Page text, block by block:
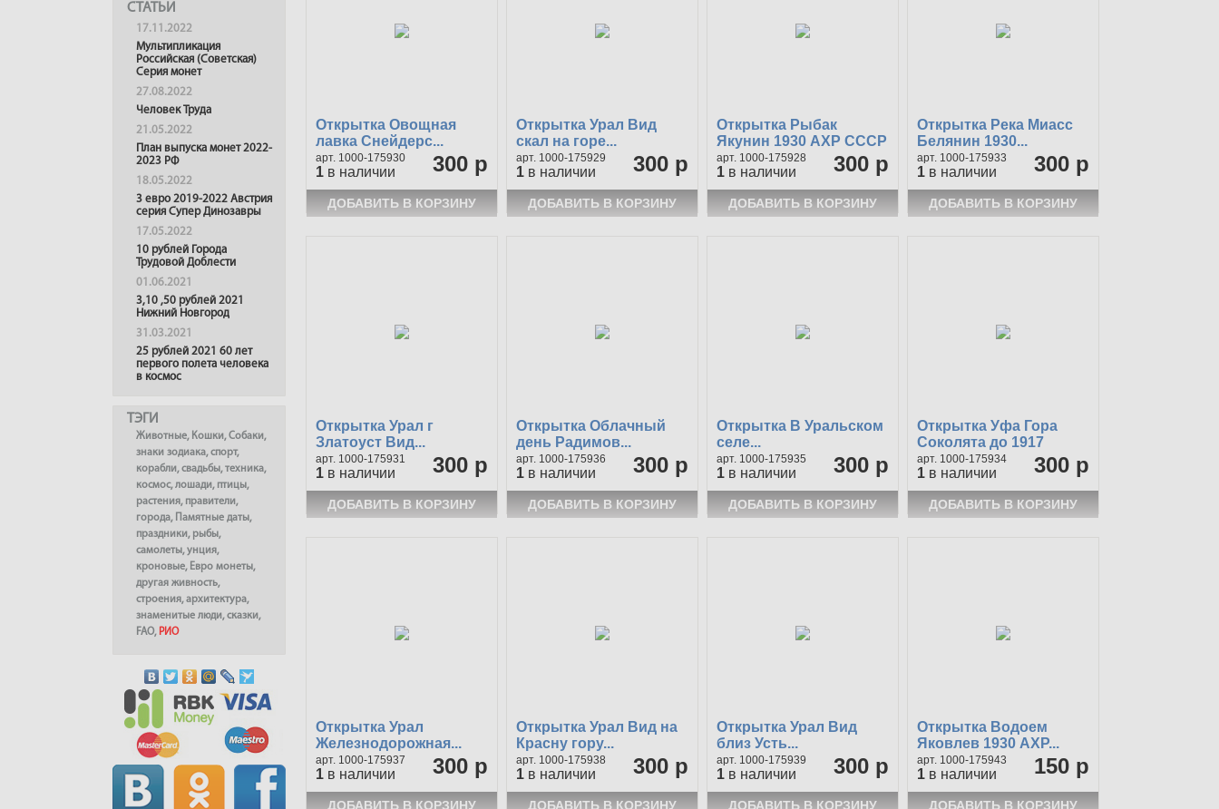
СТАТЬИ
17.11.2022
Мультипликация
Российская (Советская)
Серия монет
27.08.2022
Человек Труда
21.05.2022
План выпуска монет 2022-
2023 РФ
18.05.2022
3 евро 2019-2022 Австрия
серия Супер Динозавры
17.05.2022
10 рублей Города
Трудовой Доблести
01.06.2021
3,10 ,50 рублей 2021
Нижний Новгород
31.03.2021
25 рублей 2021 60 лет
первого полета человека
в космос
ТЭГИ
Животные, Кошки,Собаки,
знаки зодиака,спорт,
корабли,свадьбы,техника,
космос,лошади, птицы,
растения, правители,
города, Памятные даты,
праздники, рыбы,
самолеты,унция,
кроновые, Евро монеты,
другая живность,
строения,архитектура,
знаменитые люди,сказки,
FAO, РИО
Открытка Овощная
лавка Снейдерс...
300 р
1000-175930
1 в наличии
Открытка Урал Вид
скал на горе...
300 р
1000-175929
1 в наличии
Открытка Рыбак
Якунин 1930 АХР СССР
300 р
1000-175928
1 в наличии
Открытка Река Миасс
Белянин 1930...
300 р
1000-175933
1 в наличии
Открытка Урал г
Златоуст Вид...
300 р
1000-175931
1 в наличии
Открытка Облачный
день Радимов...
300 р
1000-175936
1 в наличии
Открытка В Уральском
селе...
300 р
1000-175935
1 в наличии
Открытка Уфа Гора
Соколята до 1917
300 р
1000-175934
1 в наличии
Открытка Урал
Железнодорожная...
300 р
1000-175937
1 в наличии
Открытка Урал Вид на
Красну гору...
300 р
1000-175938
1 в наличии
Открытка Урал Вид
близ Усть...
300 р
1000-175939
1 в наличии
Открытка Водоем
Яковлев 1930 АХР...
150 р
1000-175943
1 в наличии